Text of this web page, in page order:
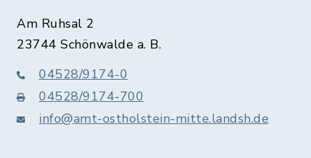
Am Ruhsal 2
23744 Schönwalde a. B.
04528/9174-0
04528/9174-700
info@amt-ostholstein-mitte.landsh.de